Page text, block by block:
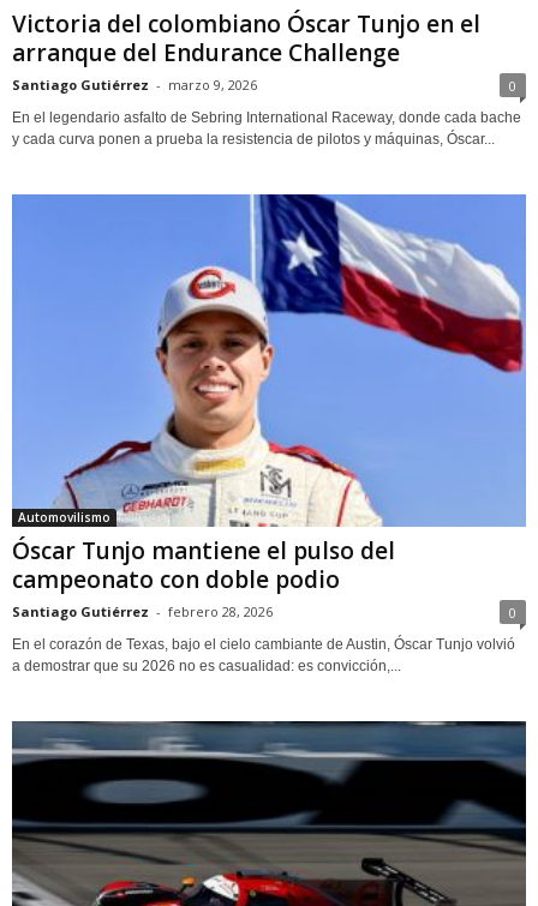
Victoria del colombiano Óscar Tunjo en el
arranque del Endurance Challenge
Santiago Gutiérrez - marzo 9, 2026 0
En el legendario asfalto de Sebring International Raceway, donde cada bache
y cada curva ponen a prueba la resistencia de pilotos y máquinas, Óscar...
Automovilismo
Óscar Tunjo mantiene el pulso del
campeonato con doble podio
Santiago Gutiérrez - febrero 28, 2026 0
En el corazón de Texas, bajo el cielo cambiante de Austin, Óscar Tunjo volvió
a demostrar que su 2026 no es casualidad: es convicción,...